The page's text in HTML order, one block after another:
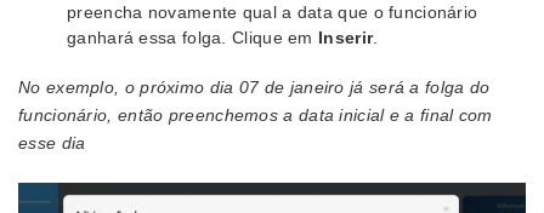
preencha novamente qual a data que o funcionário
ganhará essa folga. Clique em Inserir.
No exemplo, o próximo dia 07 de janeiro já será a folga do
funcionário, então preenchemos a data inicial e a final com
esse dia